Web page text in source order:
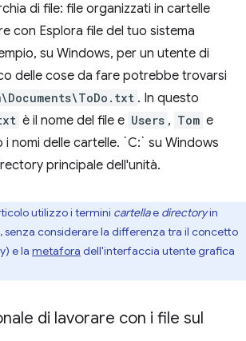
di file: file organizzati in cartelle
con Esplora file del tuo sistema
su Windows, per un utente di
delle cose da fare potrebbe trovarsi
. In questo
è il nome del file e Users , Tom e
i nomi delle cartelle. `C:` su Windows
principale dell'unità.
utilizzo i termini cartellae directoryin
considerare la differenza tra il concetto
e la metafora dell'interfaccia utente grafica
di lavorare con i file sul